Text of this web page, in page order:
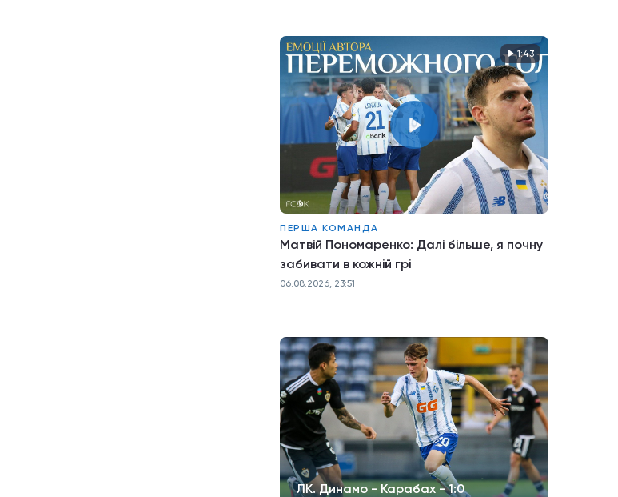
1:43
ПЕРША КОМАНДА
Матвій Пономаренко: Далі більше, я почну
забивати в кожній грі
06.08.2026, 23:51
ЛК. Динамо - Карабах - 1:0